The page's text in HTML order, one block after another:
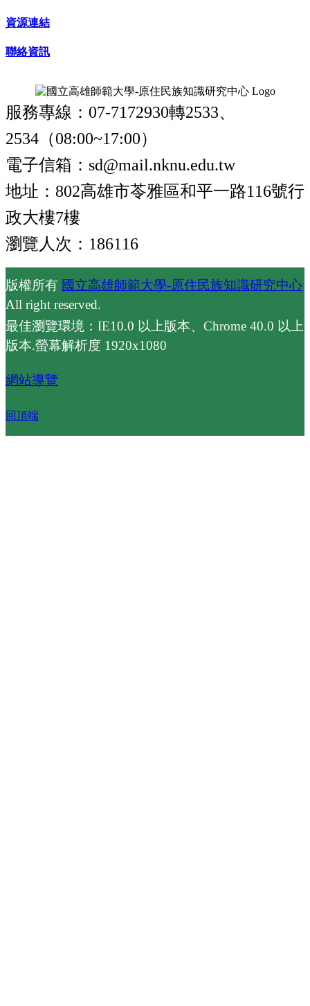
資源連結
聯絡資訊
服務專線：07-7172930轉2533、
2534（08:00~17:00）
電子信箱：sd@mail.nknu.edu.tw
地址：802高雄市苓雅區和平一路116號行
政大樓7樓
瀏覽人次：186116
版權所有 國立高雄師範大學-原住民族知識研究中心
All right reserved.
最佳瀏覽環境：IE10.0 以上版本、Chrome 40.0 以上
版本.螢幕解析度 1920x1080
網站導覽
回頂端